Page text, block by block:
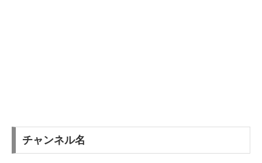
チャンネル名